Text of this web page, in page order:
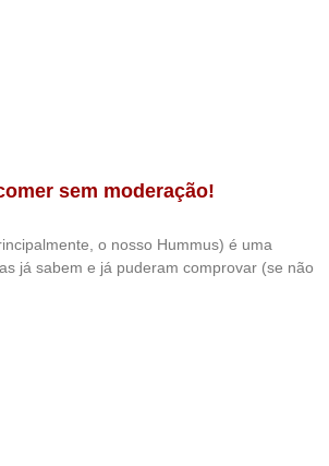
sem moderação!
o nosso Hummus) é uma
já sabem e já puderam comprovar (se não